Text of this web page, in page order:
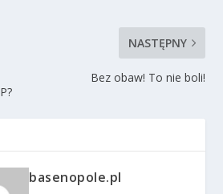
NASTĘPNY
Bez obaw! To nie boli!
basenopole.pl